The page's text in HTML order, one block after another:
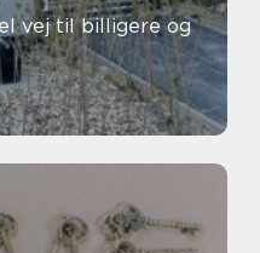
vej til billigere og